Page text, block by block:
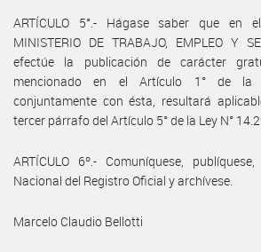
ARTÍCULO 5°.- Hágase saber que en
MINISTERIO DE TRABAJO, EMPLEO Y
efectúe la publicación de carácter
mencionado en el Artículo 1° de la
conjuntamente con ésta, resultará
tercer párrafo del Artículo 5° de la Ley N°
ARTÍCULO 6º.- Comuníquese,
Nacional del Registro Oficial y archívese.
Marcelo Claudio Bellotti